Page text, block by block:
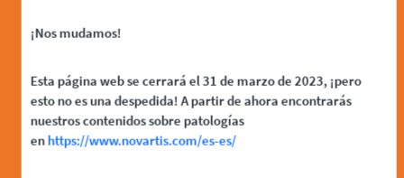
¡Nos mudamos!
Esta página web se cerrará el 31 de marzo de 2023, ¡pero
esto no es una despedida! A partir de ahora encontrarás
nuestros contenidos sobre patologías
enhttps://www.novartis.com/es-es/